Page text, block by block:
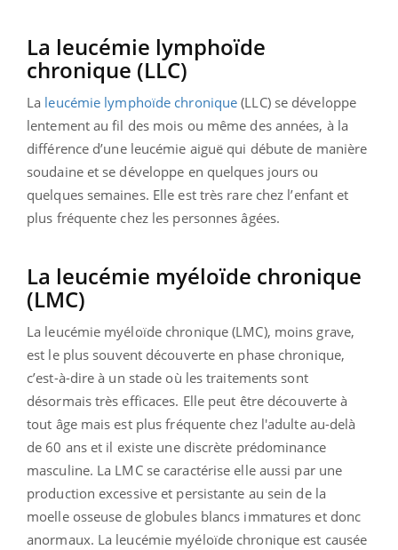
La leucémie lymphoïde
chronique (LLC)
La leucémie lymphoïde chronique (LLC) se développe
lentement au fil des mois ou même des années, à la
différence d’une leucémie aiguë qui débute de manière
soudaine et se développe en quelques jours ou
quelques semaines. Elle est très rare chez l’enfant et
plus fréquente chez les personnes âgées.
La leucémie myéloïde chronique
(LMC)
La leucémie myéloïde chronique (LMC), moins grave,
est le plus souvent découverte en phase chronique,
c’est-à-dire à un stade où les traitements sont
désormais très efficaces. Elle peut être découverte à
tout âge mais est plus fréquente chez l'adulte au-delà
de 60 ans et il existe une discrète prédominance
masculine. La LMC se caractérise elle aussi par une
production excessive et persistante au sein de la
moelle osseuse de globules blancs immatures et donc
anormaux. La leucémie myéloïde chronique est causée